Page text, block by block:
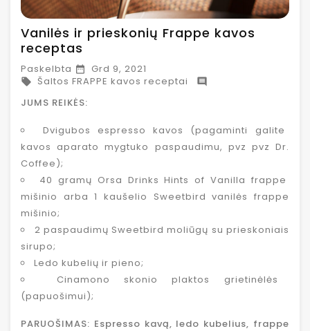
Vanilės ir prieskonių Frappe kavos
receptas
Paskelbta  Grd 9, 2021
 Šaltos FRAPPE kavos receptai 
JUMS REIKĖS:
Dvigubos espresso kavos (pagaminti galite
kavos aparato mygtuko paspaudimu, pvz pvz Dr.
Coffee);
40 gramų Orsa Drinks Hints of Vanilla frappe
mišinio arba 1 kaušelio Sweetbird vanilės frappe
mišinio;
2 paspaudimų Sweetbird moliūgų su prieskoniais
sirupo;
Ledo kubelių ir pieno;
Cinamono skonio plaktos grietinėlės
(papuošimui);
PARUOŠIMAS: Espresso kavą, ledo kubelius, frappe